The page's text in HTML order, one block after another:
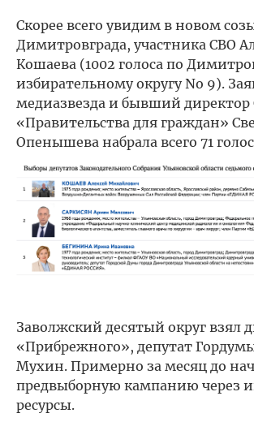
Скорее всего увидим в новом
Димитровграда, участника СВО
Кошаева (1002 голоса по
избирательному округу No 9).
медиазвезда и бывший директор
«Правительства для граждан»
Опенышева набрала всего 71
Заволжский десятый округ взял
«Прибрежного», депутат
Мухин. Примерно за месяц до
предвыборную кампанию через
ресурсы.